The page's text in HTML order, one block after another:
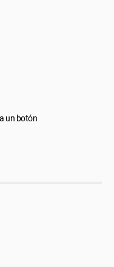
un botón